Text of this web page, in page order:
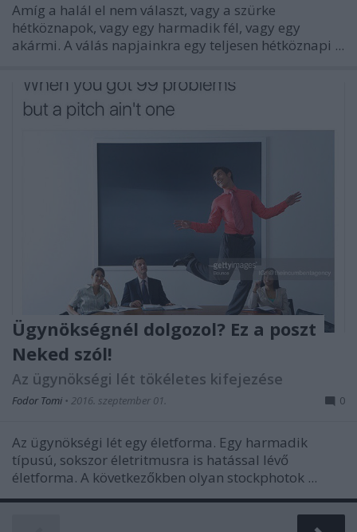
Amíg a halál el nem választ, vagy a szürke
hétköznapok, vagy egy harmadik fél, vagy egy
akármi. A válás napjainkra egy teljesen hétköznapi ...
Ügynökségnél dolgozol? Ez a poszt
Neked szól!
Az ügynökségi lét tökéletes kifejezése
Fodor Tomi • 2016. szeptember 01. 0
Az ügynökségi lét egy életforma. Egy harmadik
típusú, sokszor életritmusra is hatással lévő
életforma. A következőkben olyan stockphotok ...